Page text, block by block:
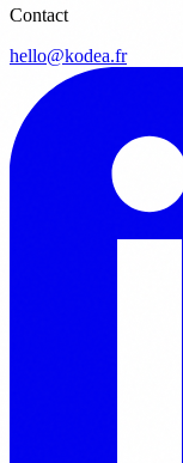
Contact
hello@kodea.fr